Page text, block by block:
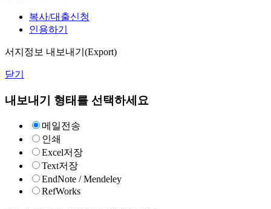
복사/대출신청
인용하기
서지정보 내보내기(Export)
닫기
내보내기 형태를 선택하세요
메일전송
인쇄
Excel저장
Text저장
EndNote / Mendeley
RefWorks